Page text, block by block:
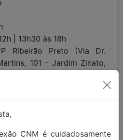
| 13h30 às 18h
Ribeirão Preto (Via Dr.
101 - Jardim Zinato,
.
CNM é cuidadosamente